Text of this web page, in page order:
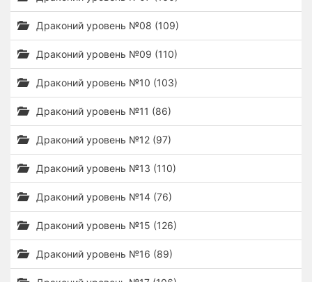
Драконий уровень №08 (109)
Драконий уровень №09 (110)
Драконий уровень №10 (103)
Драконий уровень №11 (86)
Драконий уровень №12 (97)
Драконий уровень №13 (110)
Драконий уровень №14 (76)
Драконий уровень №15 (126)
Драконий уровень №16 (89)